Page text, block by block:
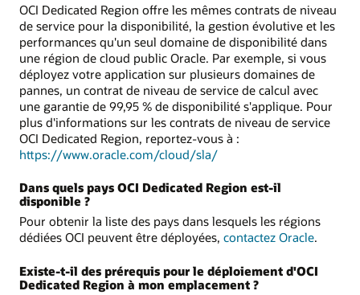
OCI Dedicated Region offre les mêmes contrats de niveau
de service pour la disponibilité, la gestion évolutive et les
performances qu'un seul domaine de disponibilité dans
une région de cloud public Oracle. Par exemple, si vous
déployez votre application sur plusieurs domaines de
pannes, un contrat de niveau de service de calcul avec
une garantie de 99,95 % de disponibilité s'applique. Pour
plus d'informations sur les contrats de niveau de service
OCI Dedicated Region, reportez-vous à :
https://www.oracle.com/cloud/sla/
Dans quels pays OCI Dedicated Region est-il
disponible ?
Pour obtenir la liste des pays dans lesquels les régions
dédiées OCI peuvent être déployées, contactez Oracle.
Existe-t-il des prérequis pour le déploiement d'OCI
Dedicated Region à mon emplacement ?